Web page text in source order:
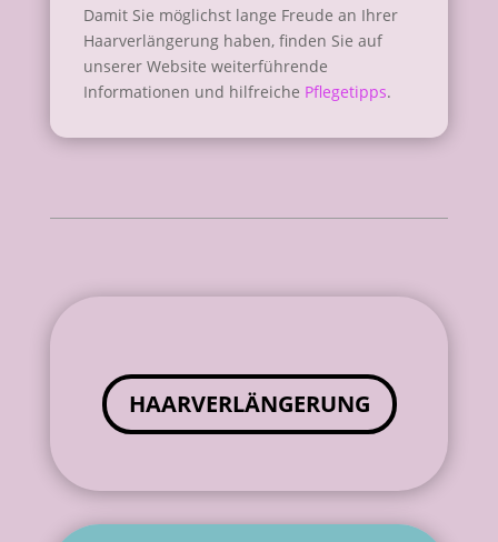
Damit Sie möglichst lange Freude an Ihrer
Haarverlängerung haben, finden Sie auf
unserer Website weiterführende
Informationen und hilfreiche Pflegetipps.
HAARVERLÄNGERUNG